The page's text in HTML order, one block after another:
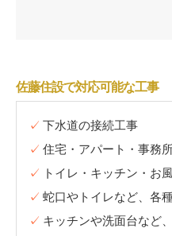
佐藤住設で対応可能な工事
下水道の接続工事
住宅・アパート・事務
トイレ・キッチン・お
蛇口やトイレなど、各
キッチンや洗面台など